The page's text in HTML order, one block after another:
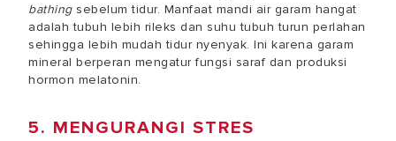
bathingsebelum tidur. Manfaat mandi air garam hangat
adalah tubuh lebih rileks dan suhu tubuh turun perlahan
sehingga lebih mudah tidur nyenyak. Ini karena garam
mineral berperan mengatur fungsi saraf dan produksi
hormon melatonin.
5. MENGURANGI STRES